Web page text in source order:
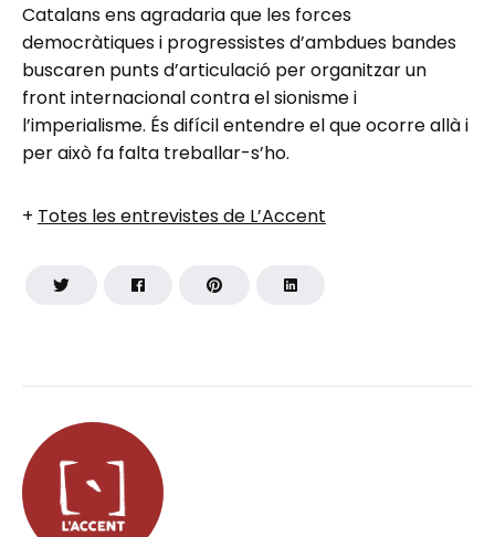
Catalans ens agradaria que les forces
democràtiques i progressistes d’ambdues bandes
buscaren punts d’articulació per organitzar un
front internacional contra el sionisme i
l’imperialisme. És difícil entendre el que ocorre allà i
per això fa falta treballar-s’ho.
+ Totes les entrevistes de L’Accent